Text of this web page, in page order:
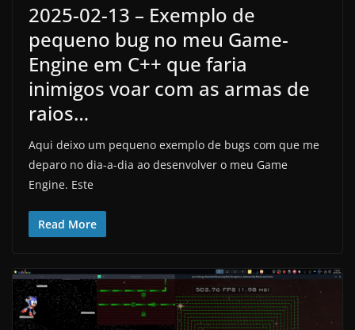
2025-02-13 – Exemplo de
pequeno bug no meu Game-
Engine em C++ que faria
inimigos voar com as armas de
raios…
Aqui deixo um pequeno exemplo de bugs com que me
deparo no dia-a-dia ao desenvolver o meu Game
Engine. Este
Read More